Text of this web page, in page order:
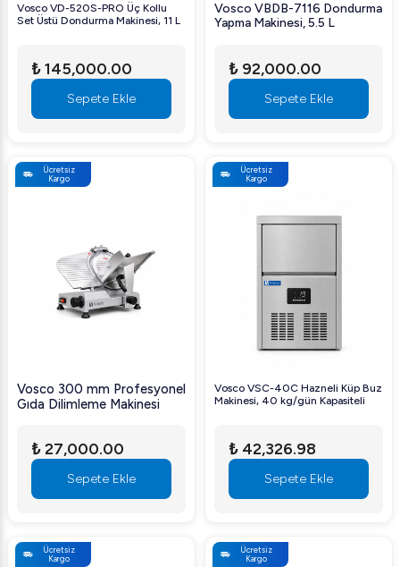
Vosco VD-520S-PRO Üç Kollu
Set Üstü Dondurma Makinesi, 11 L
₺ 145,000.00
Sepete Ekle
Vosco VBDB-7116 Dondurma
Yapma Makinesi, 5.5 L
₺ 92,000.00
Sepete Ekle
Ücretsiz
Kargo
Vosco 300 mm Profesyonel
Gıda Dilimleme Makinesi
₺ 27,000.00
Sepete Ekle
Ücretsiz
Kargo
Vosco VSC-40C Hazneli Küp Buz
Makinesi, 40 kg/gün Kapasiteli
₺ 42,326.98
Sepete Ekle
Ücretsiz
Kargo
Ücretsiz
Kargo